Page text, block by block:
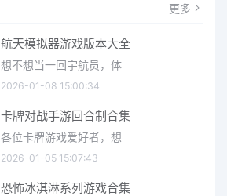
更多
航天模拟器游戏版本大全
想不想当一回宇航员，体
2026-01-08 15:00:34
卡牌对战手游回合制合集
各位卡牌游戏爱好者，想
2026-01-05 15:07:43
恐怖冰淇淋系列游戏合集